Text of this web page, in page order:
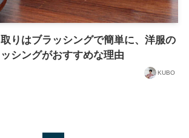
りはブラッシングで簡単に、洋服の
シングがおすすめな理由
KUBO